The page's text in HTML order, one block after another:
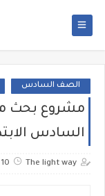
الصف السادس
مشروع بحث
السادس
The light way 10 أبريل 2020